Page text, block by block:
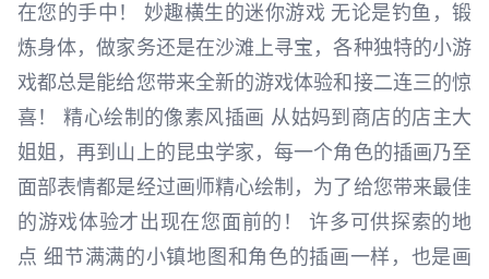
在您的手中！ 妙趣横生的迷你游戏 无论是钓鱼，锻
炼身体，做家务还是在沙滩上寻宝，各种独特的小游
戏都总是能给您带来全新的游戏体验和接二连三的惊
喜！ 精心绘制的像素风插画 从姑妈到商店的店主大
姐姐，再到山上的昆虫学家，每一个角色的插画乃至
面部表情都是经过画师精心绘制，为了给您带来最佳
的游戏体验才出现在您面前的！ 许多可供探索的地
点 细节满满的小镇地图和角色的插画一样，也是画